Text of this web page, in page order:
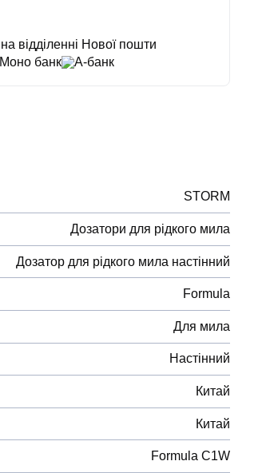
на відділенні Нової пошти
Моно банк А-банк
STORM
Дозатори для рідкого мила
Дозатор для рідкого мила настінний
Formula
Для мила
Настінний
Китай
Китай
Formula C1W